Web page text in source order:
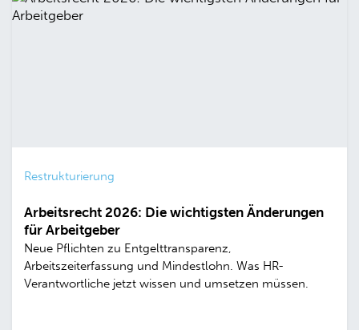
Restrukturierung
Arbeitsrecht 2026: Die wichtigsten Änderungen
für Arbeitgeber
Neue Pflichten zu Entgelttransparenz,
Arbeitszeiterfassung und Mindestlohn. Was HR-
Verantwortliche jetzt wissen und umsetzen müssen.